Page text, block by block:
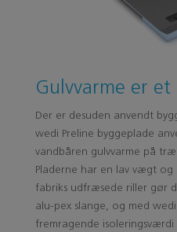
Gulvvarme er et
Der er desuden anvendt
wedi Preline byggeplade
vandbåren gulvvarme på
Pladerne har en lav vægt
fabriks udfræsede riller gør
alu-pex slange, og med
fremragende isoleringsværdi